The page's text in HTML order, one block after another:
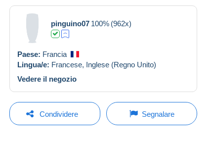
pinguino07 100% (962x)
Paese: Francia
Lingua/e: Francese, Inglese (Regno Unito)
Vedere il negozio
Condividere Segnalare